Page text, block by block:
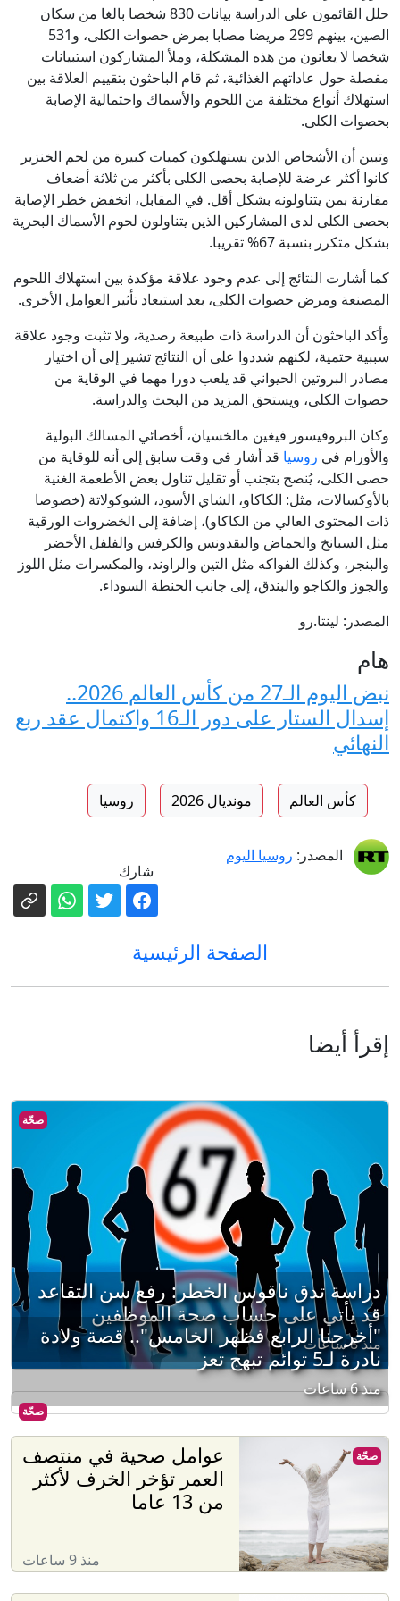
حلل القائمون على الدراسة بيانات 830 شخصا بالغا من سكان
الصين، بينهم 299 مريضا مصابا بمرض حصوات الكلى، و531
شخصا لا يعانون من هذه المشكلة، وملأ المشاركون استبيانات
مفصلة حول عاداتهم الغذائية، ثم قام الباحثون بتقييم العلاقة بين
استهلاك أنواع مختلفة من اللحوم والأسماك واحتمالية الإصابة
بحصوات الكلى.
وتبين أن الأشخاص الذين يستهلكون كميات كبيرة من لحم الخنزير
كانوا أكثر عرضة للإصابة بحصى الكلى بأكثر من ثلاثة أضعاف
مقارنة بمن يتناولونه بشكل أقل. في المقابل، انخفض خطر الإصابة
بحصى الكلى لدى المشاركين الذين يتناولون لحوم الأسماك البحرية
بشكل متكرر بنسبة 67% تقريبا.
كما أشارت النتائج إلى عدم وجود علاقة مؤكدة بين استهلاك اللحوم
المصنعة ومرض حصوات الكلى، بعد استبعاد تأثير العوامل الأخرى.
وأكد الباحثون أن الدراسة ذات طبيعة رصدية، ولا تثبت وجود علاقة
سببية حتمية، لكنهم شددوا على أن النتائج تشير إلى أن اختيار
مصادر البروتين الحيواني قد يلعب دورا مهما في الوقاية من
حصوات الكلى، ويستحق المزيد من البحث والدراسة.
وكان البروفيسور فيغين مالخسيان، أخصائي المسالك البولية
والأورام في روسيا قد أشار في وقت سابق إلى أنه للوقاية من
حصى الكلى، يُنصح بتجنب أو تقليل تناول بعض الأطعمة الغنية
بالأوكسالات، مثل: الكاكاو، الشاي الأسود، الشوكولاتة (خصوصا
ذات المحتوى العالي من الكاكاو)، إضافة إلى الخضروات الورقية
مثل السبانخ والحماض والبقدونس والكرفس والفلفل الأخضر
والبنجر، وكذلك الفواكه مثل التين والراوند، والمكسرات مثل اللوز
والجوز والكاجو والبندق، إلى جانب الحنطة السوداء.
المصدر: لينتا.رو
هام
نبض اليوم الـ27 من كأس العالم 2026..
إسدال الستار على دور الـ16 واكتمال عقد ربع
النهائي
كأس العالم مونديال 2026 روسيا
المصدر: روسيا اليوم
شارك
الصفحة الرئيسية
إقرأ أيضا
صحّة
دراسة تدق ناقوس الخطر: رفع سن التقاعد
قد يأتي على حساب صحة الموظفين
منذ 8 ساعات
صحّة
"أخرجنا الرابع فظهر الخامس".. قصة ولادة
نادرة لـ5 توائم تبهج تعز
منذ 6 ساعات
عوامل صحية في منتصف
العمر تؤخر الخرف لأكثر
من 13 عاما
منذ 9 ساعات
صحّة